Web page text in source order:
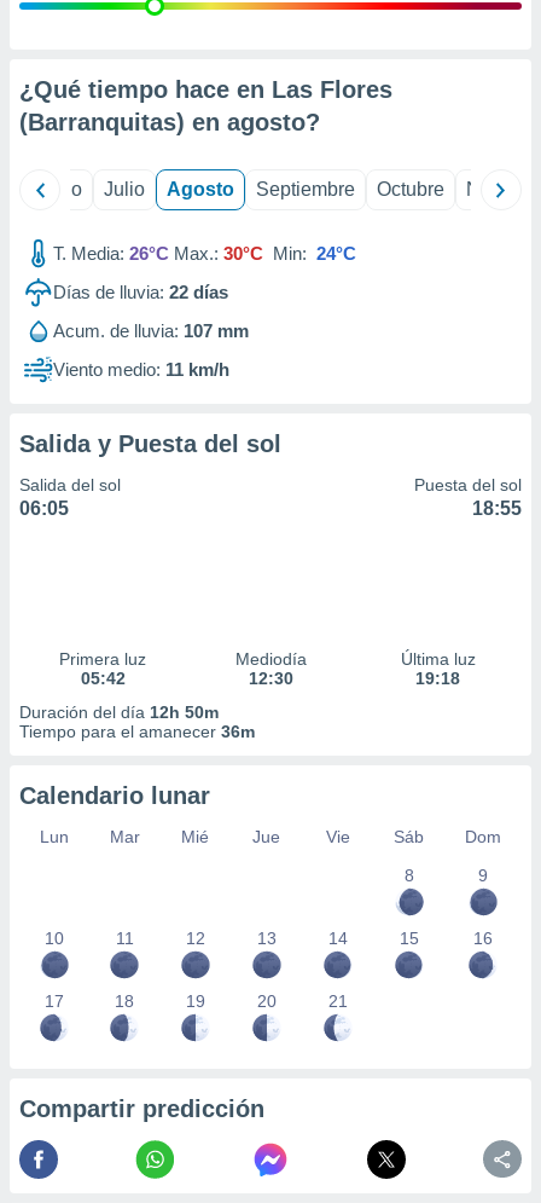
e
mediante
de
1199
¿Qué tiempo hace en Las Flores
(Barranquitas) en agosto?
Junio Julio Agosto Septiembre Octubre
T. Media: 26°C Max.: 30°C Min: 24°C
Días de lluvia: 22 días
Acum. de lluvia: 107 mm
Viento medio: 11 km/h
Salida y Puesta del sol
Salida del sol
06:05
Puesta del sol
18:55
Primera luz
05:42
Mediodía
12:30
Última luz
19:18
Duración del día 12h 50m
Tiempo para el amanecer 36m
Calendario lunar
Lun Mar Mié Jue Vie Sáb
Dom
8
9
10 11 12 13 14 15 16
17 18 19 20 21
Compartir predicción